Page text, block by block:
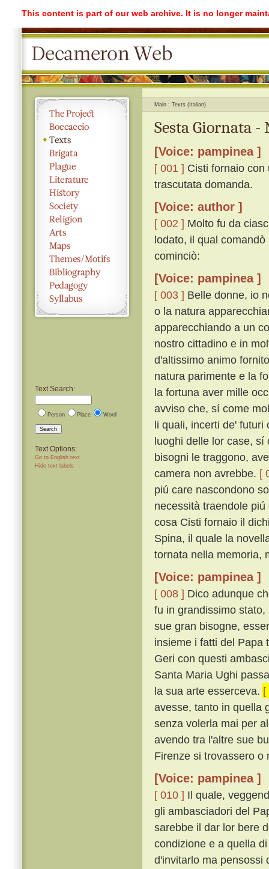
This content is part of our web archive. It is no longer
Text Search:
Person Place Word
Search
Text Options:
Go to English text
Hide text labels
Main Texts (Italian)
Sesta Giornata -
[Voice: pampinea ]
[ 001 ] Cisti fornaio
trascutata domanda.
[Voice: author ]
[ 002 ] Molto fu da
lodato, il qual
cominciò:
[Voice: pampinea ]
[ 003 ] Belle donne, io
o la natura
apparecchiando a un
nostro cittadino e in
d'altissimo animo
natura parimente e la
la fortuna aver mille
avviso che, sí come
li quali, incerti de' futuri
luoghi delle lor case, sí
bisogni le traggono,
camera non avrebbe. [
piú care nascondono
necessità traendole
cosa Cisti fornaio il
Spina, il quale la
tornata nella memoria,
[Voice: pampinea ]
[ 008 ] Dico adunque
fu in grandissimo
sue gran bisogne,
insieme i fatti del Papa
Geri con questi
Santa Maria Ughi
la sua arte esserceva. [
avesse, tanto in quella
senza volerla mai per
avendo tra l'altre sue
Firenze si trovassero o
[Voice: pampinea ]
[ 010 ] Il quale,
gli ambasciadori del
sarebbe il dar lor bere
condizione e a quella
d'invitarlo ma pensossi